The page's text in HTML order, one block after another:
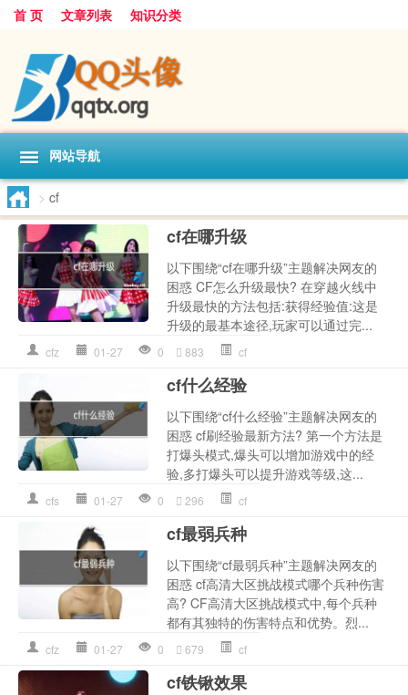
首 页 文章列表 知识分类
网站导航
> cf
cf在哪升级
以下围绕“cf在哪升级”主题解决网友的
困惑 CF怎么升级最快? 在穿越火线中
升级最快的方法包括:获得经验值:这是
升级的最基本途径,玩家可以通过完...
cfz 01-27 0 883 cf
cf什么经验
以下围绕“cf什么经验”主题解决网友的
困惑 cf刷经验最新方法? 第一个方法是
打爆头模式,爆头可以增加游戏中的经
验,多打爆头可以提升游戏等级,这...
cfs 01-27 0 296 cf
cf最弱兵种
以下围绕“cf最弱兵种”主题解决网友的
困惑 cf高清大区挑战模式哪个兵种伤害
高? CF高清大区挑战模式中,每个兵种
都有其独特的伤害特点和优势。烈...
cfz 01-27 0 679 cf
cf铁锹效果